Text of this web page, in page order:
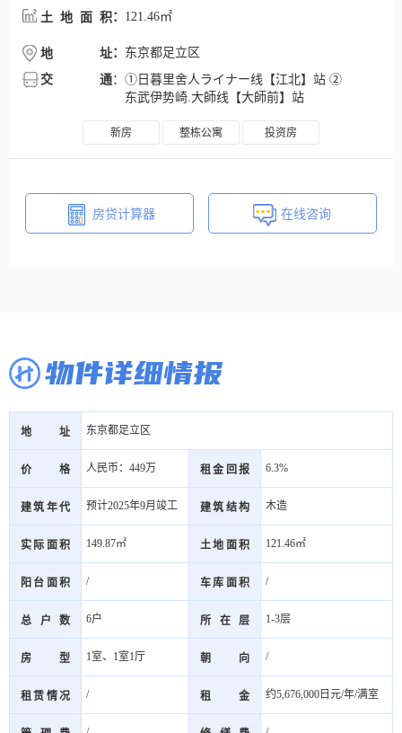
土地面积： 121.46㎡
地址： 东京都足立区
交通： ①日暮里舍人ライナー线【江北】站 ②
东武伊势崎.大師线【大師前】站
新房 整栋公寓 投资房
房贷计算器 在线咨询
物件详细情报
地址 东京都足立区
价格 人民币：449万 租金回报 6.3%
建筑年代 预计2025年9月竣工 建筑结构 木造
实际面积 149.87㎡ 土地面积 121.46㎡
阳台面积 / 车库面积 /
总户数 6户 所在层 1-3层
房型 1室、1室1厅 朝向 /
租赁情况 / 租金 约5,676,000日元/年/满室